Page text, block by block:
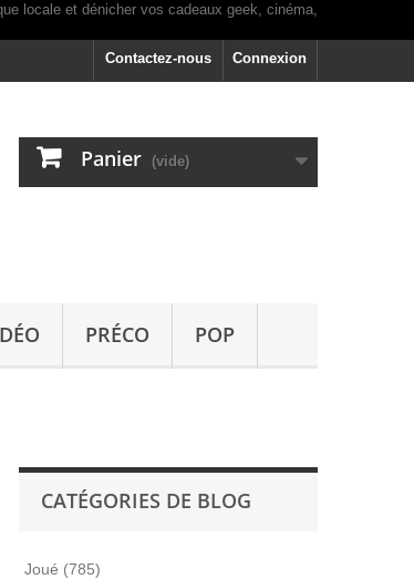
Connexion
Contactez-nous
Panier (vide)
PRÉCO POP
CATÉGORIES DE BLOG
Joué (785)